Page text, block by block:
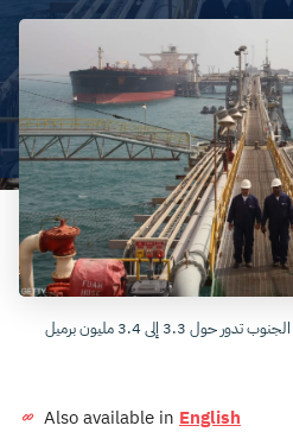
كانت صادرات العراق من الجنوب تدور حول 3.3 إلى 3.4 مليون برميل
Also available in English